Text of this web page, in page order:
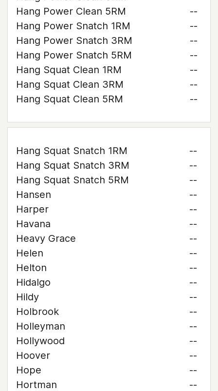
Hang Power Clean 5RM
--
Hang Power Snatch 1RM
--
Hang Power Snatch 3RM
--
Hang Power Snatch 5RM
--
Hang Squat Clean 1RM
--
Hang Squat Clean 3RM
--
Hang Squat Clean 5RM
--
Hang Squat Snatch 1RM
--
Hang Squat Snatch 3RM
--
Hang Squat Snatch 5RM
--
Hansen
--
Harper
--
Havana
--
Heavy Grace
--
Helen
--
Helton
--
Hidalgo
--
Hildy
--
Holbrook
--
Holleyman
--
Hollywood
--
Hoover
--
Hope
--
Hortman
--